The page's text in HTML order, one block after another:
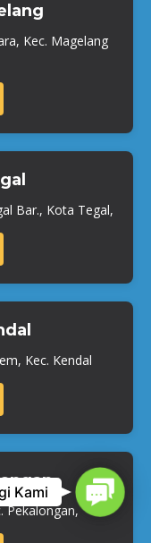
Kec. Magelang
Bar., Kota Tegal,
Kec. Kendal
Pekalongan,
Kami